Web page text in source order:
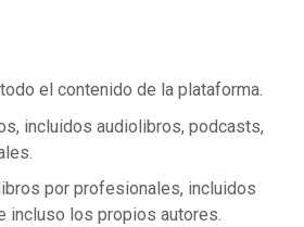
el contenido de la plataforma.
incluidos audiolibros, podcasts,
por profesionales, incluidos
incluso los propios autores.